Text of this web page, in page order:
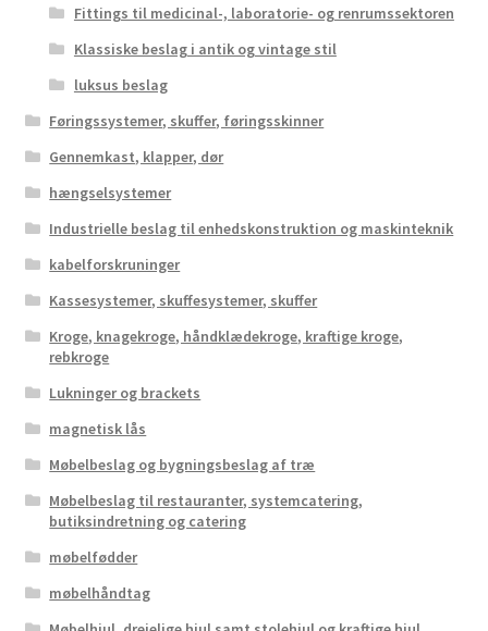
Fittings til medicinal-, laboratorie- og renrumssektoren
Klassiske beslag i antik og vintage stil
luksus beslag
Føringssystemer, skuffer, føringsskinner
Gennemkast, klapper, dør
hængselsystemer
Industrielle beslag til enhedskonstruktion og maskinteknik
kabelforskruninger
Kassesystemer, skuffesystemer, skuffer
Kroge, knagekroge, håndklædekroge, kraftige kroge,
rebkroge
Lukninger og brackets
magnetisk lås
Møbelbeslag og bygningsbeslag af træ
Møbelbeslag til restauranter, systemcatering,
butiksindretning og catering
møbelfødder
møbelhåndtag